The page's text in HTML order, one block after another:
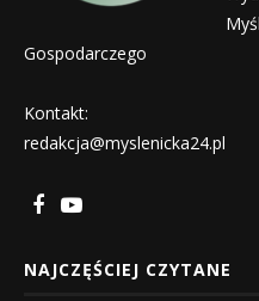
Gospodarczego
Kontakt:
redakcja@myslenicka24.pl
NAJCZĘŚCIEJ CZYTANE